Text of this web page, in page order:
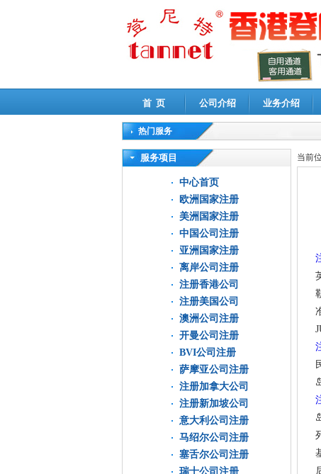
首 页 公司介绍 业务介绍
热门服务
高新技术企业认定审计|企业所得税汇算清缴申报
服务项目
中心首页
欧洲国家注册
美洲国家注册
中国公司注册
亚洲国家注册
离岸公司注册
注册香港公司
注册美国公司
澳洲公司注册
开曼公司注册
BVI公司注册
萨摩亚公司注册
注册加拿大公司
注册新加坡公司
意大利公司注册
马绍尔公司注册
塞舌尔公司注册
瑞士公司注册
当前